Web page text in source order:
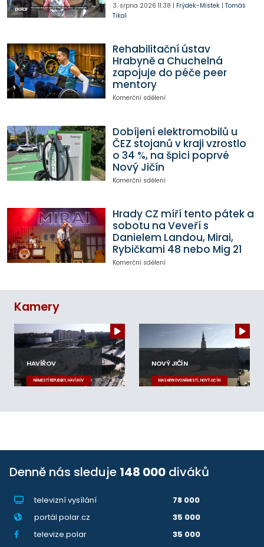
3. srpna 2026 11:38 | Frýdek-Místek| Tomáš
Tikal
Rehabilitační ústav
Hrabyně a Chuchelná
zapojuje do péče peer
mentory
Komerční sdělení
Dobíjení elektromobilů u
ČEZ stojanů v kraji vzrostlo
o 34 %, na špici poprvé
Nový Jičín
Komerční sdělení
Hrady CZ míří tento pátek a
sobotu na Veveří s
Danielem Landou, Mirai,
Rybičkami 48 nebo Mig 21
Komerční sdělení
Kamery
HAVÍŘOV
NÁMĚSTÍ REPUBLIKY, HAVÍŘOV
NOVÝ JIČÍN
MASARYKOVO NÁMĚSTÍ, NOVÝ JIČÍN
Denně nás sleduje 148 000 diváků
televizní vysílání
78 000
portál polar.cz
35 000
televize.polar
35 000